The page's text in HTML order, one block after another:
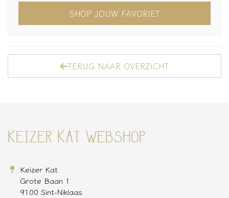
SHOP JOUW FAVORIET
TERUG NAAR OVERZICHT
KEIZER KAT WEBSHOP
Keizer Kat
Grote Baan 1
9100 Sint-Niklaas